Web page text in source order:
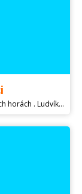
Nabízím pronájem apartmánu k rekreaci v Jierských horách . Ludvíkov pod Smrkem .V objektu je sklípek s točeným pivem , strava po domluvě. Sauna , venku u přírodního jezírka . Apartmán je max. pro čtyři osoby.Možnost výletů v krásné přírodě , singeltrak , rozhledna Smrk.Cena je 450 Kč za osobu.kONTAKT- ,michmalco@